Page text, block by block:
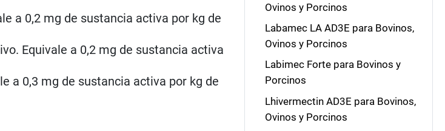
a 0,2 mg de sustancia activa por kg de
Equivale a 0,2 mg de sustancia activa
a 0,3 mg de sustancia activa por kg de
Ovinos y Porcinos
Labamec LA AD3E para Bovinos,
Ovinos y Porcinos
Labimec Forte para Bovinos y
Porcinos
Lhivermectin AD3E para Bovinos,
Ovinos y Porcinos